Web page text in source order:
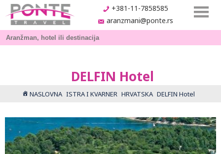
+381-11-7858585
aranzmani@ponte.rs
DELFIN Hotel
NASLOVNA ISTRA I KVARNER HRVATSKA DELFIN Hotel